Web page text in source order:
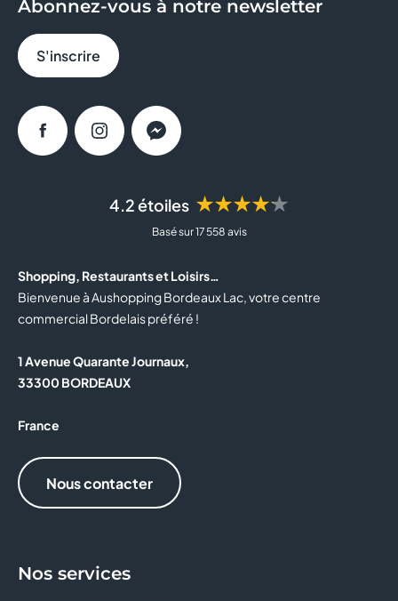
CALZEDONIA
CASA DE LAS CARCASAS
CLAIRE'S
D&LICE
DARJEELING LINGERIE
4.2 étoiles ★★★★★
Basé sur 17 558 avis
Shopping, Restaurants et Loisirs…
Bienvenue à Aushopping Bordeaux Lac, votre centre
commercial Bordelais préféré !
1 Avenue Quarante Journaux,
33300 BORDEAUX
France
Nous contacter
Nos services
Abonnez-vous à notre newsletter
S'inscrire
FacebookInstagramMessenger